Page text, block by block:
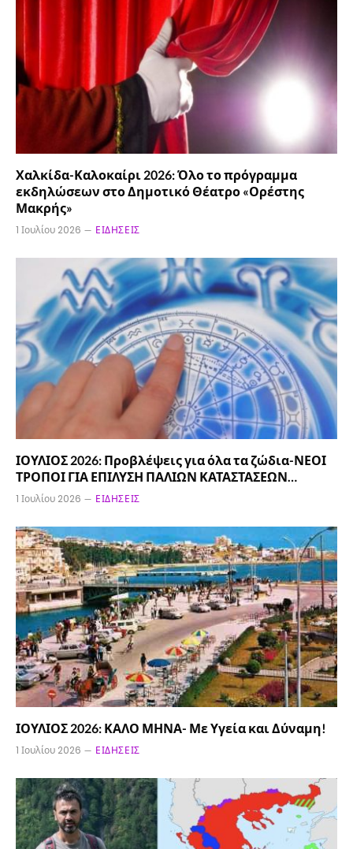
Χαλκίδα-Καλοκαίρι 2026: Όλο το πρόγραμμα
εκδηλώσεων στο Δημοτικό Θέατρο «Ορέστης
Μακρής»
1 Ιουλίου 2026 ΕΙΔΉΣΕΙΣ
ΙΟΥΛΙΟΣ 2026: Προβλέψεις για όλα τα ζώδια-ΝΕΟΙ
ΤΡΟΠΟΙ ΓΙΑ ΕΠΙΛΥΣΗ ΠΑΛΙΩΝ ΚΑΤΑΣΤΑΣΕΩΝ…
1 Ιουλίου 2026 ΕΙΔΉΣΕΙΣ
ΙΟΥΛΙΟΣ 2026: ΚΑΛΟ ΜΗΝΑ- Με Υγεία και Δύναμη!
1 Ιουλίου 2026 ΕΙΔΉΣΕΙΣ